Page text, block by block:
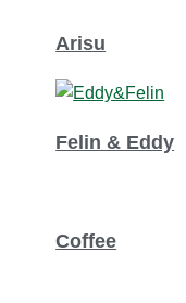
Arisu
Felin & Eddy
Coffee